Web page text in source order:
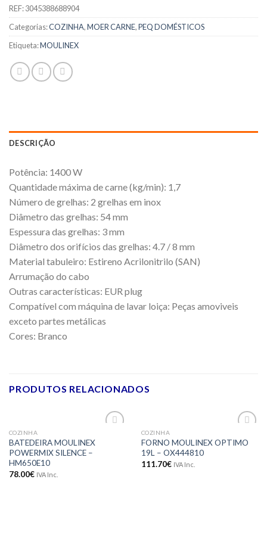
REF:3045388688904
Categorias:COZINHA,MOER CARNE,PEQ DOMÉSTICOS
Etiqueta:MOULINEX
DESCRIÇÃO
Potência: 1400 W
Quantidade máxima de carne (kg/min): 1,7
Número de grelhas: 2 grelhas em inox
Diâmetro das grelhas: 54 mm
Espessura das grelhas: 3 mm
Diâmetro dos orifícios das grelhas: 4.7 / 8 mm
Material tabuleiro: Estireno Acrilonitrilo (SAN)
Arrumação do cabo
Outras características: EUR plug
Compatível com máquina de lavar loiça: Peças amoviveis
exceto partes metálicas
Cores: Branco
PRODUTOS RELACIONADOS
aos meus
COZINHA
BATEDEIRA MOULINEX
POWERMIX SILENCE –
HM650E10
78.00€ IVA Inc.
aos meus
COZINHA
FORNO MOULINEX OPTIMO
19L – OX444810
111.70€ IVA Inc.